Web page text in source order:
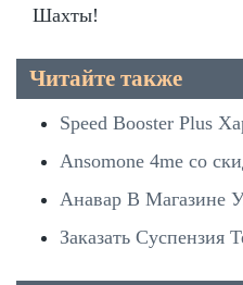
Шахты!
Читайте также
Speed Booster Plus
Ansomone 4me со
Анавар В Магазине
Заказать Суспензия